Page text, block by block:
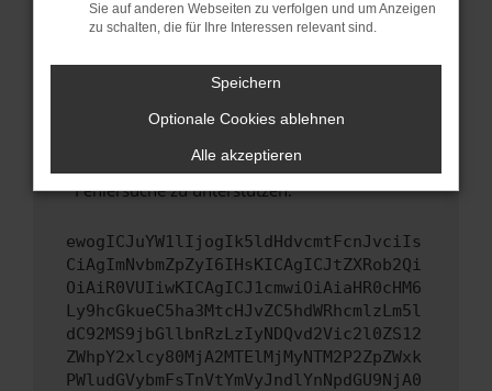
führen, dass bestimmte Funktionen nicht mehr
unterstützt werden.
Wende dich an den Webseitenbetreiber.
Wenn du alle oben genannten Schritte versucht
hast, kontaktiere uns bitte. Wir werden
uns diesen Text schicken, um uns bei der
Fehlersuche zu unterstützen:
ewogICJuYW1lIjogIk5ldHdvcmtFcnJvciIs
CiAgImNvbmZpZyI6IHsKICAgICJtZXRob2Qi
OiAiR0VUIiwKICAgICJ1cmwiOiAiaHR0cHM6
Ly9hcGkueC5ha3MtcHJvZC5hdWRhcmlzLm5l
dC92MS9jbGllbnRzLzIyNDQvd2Vic2l0ZS12
ZWhpY2xlcy80MjA2MTElMjMyNTM2P2ZpZWxk
PWludGVybmFsTnVtYmVyJndlYnNpdGU9NjA0
Sie auf anderen Webseiten zu verfolgen und um Anzeigen
zu schalten, die für Ihre Interessen relevant sind.
Speichern
Optionale Cookies ablehnen
Alle akzeptieren